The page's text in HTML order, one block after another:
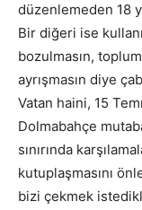
düzenlemeden 18
Bir diğeri ise
bozulmasın,
ayrışmasın diye
Vatan haini, 15
Dolmabahçe
sınırında
kutuplaşmasını
bizi çekmek